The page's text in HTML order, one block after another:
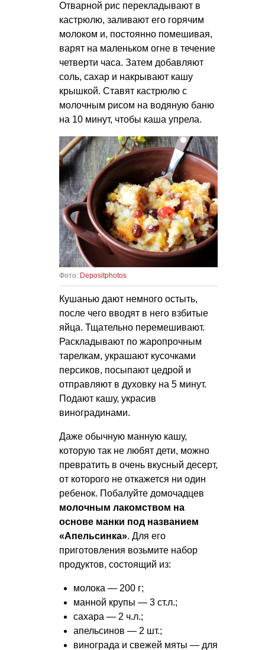
Отварной рис перекладывают в
кастрюлю, заливают его горячим
молоком и, постоянно помешивая,
варят на маленьком огне в течение
четверти часа. Затем добавляют
соль, сахар и накрывают кашу
крышкой. Ставят кастрюлю с
молочным рисом на водяную баню
на 10 минут, чтобы каша упрела.
Фото: Depositphotos
Кушанью дают немного остыть,
после чего вводят в него взбитые
яйца. Тщательно перемешивают.
Раскладывают по жаропрочным
тарелкам, украшают кусочками
персиков, посыпают цедрой и
отправляют в духовку на 5 минут.
Подают кашу, украсив
виноградинами.
Даже обычную манную кашу,
которую так не любят дети, можно
превратить в очень вкусный десерт,
от которого не откажется ни один
ребенок. Побалуйте домочадцев
молочным лакомством на
основе манки под названием
«Апельсинка». Для его
приготовления возьмите набор
продуктов, состоящий из:
молока — 200 г;
манной крупы — 3 ст.л.;
сахара — 2 ч.л.;
апельсинов — 2 шт.;
винограда и свежей мяты — для